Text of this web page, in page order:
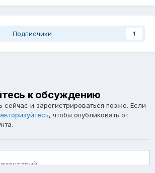
Подписчики 1
к обсуждению
сейчас и зарегистрироваться позже. Если
авторизуйтесь, чтобы опубликовать от